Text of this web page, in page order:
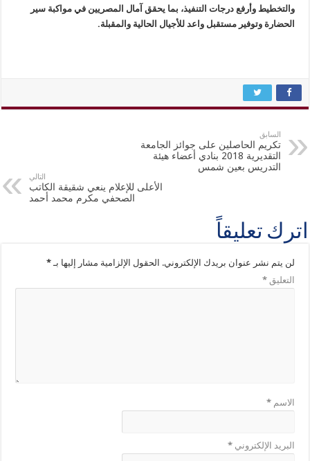
والتخطيط وأرفع درجات التنفيذ، بما يحقق آمال المصريين في مواكبة سير
الحضارة وتوفير مستقبل واعد للأجيال الحالية والمقبلة.
السابق
تكريم الحاصلين على جوائز الجامعة
التقديرية 2018 بنادي أعضاء هيئة
التدريس بعين شمس
التالي
الأعلى للإعلام ينعي شقيقة الكاتب
الصحفي مكرم محمد أحمد
اترك تعليقاً
لن يتم نشر عنوان بريدك الإلكتروني. الحقول الإلزامية مشار إليها بـ*
التعليق*
الاسم*
البريد الإلكتروني*